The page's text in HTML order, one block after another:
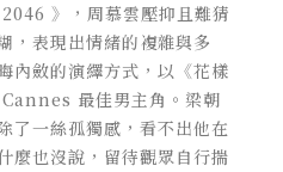
》，周慕雲壓抑且難猜
，表現出情緒的複雜與多
內斂的演繹方式，以《花樣
最佳男主角。梁朝
了一絲孤獨感，看不出他在
麼也沒說，留待觀眾自行揣